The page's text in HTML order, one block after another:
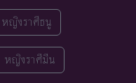
หญิงราศีธนู
หญิงราศีมีน